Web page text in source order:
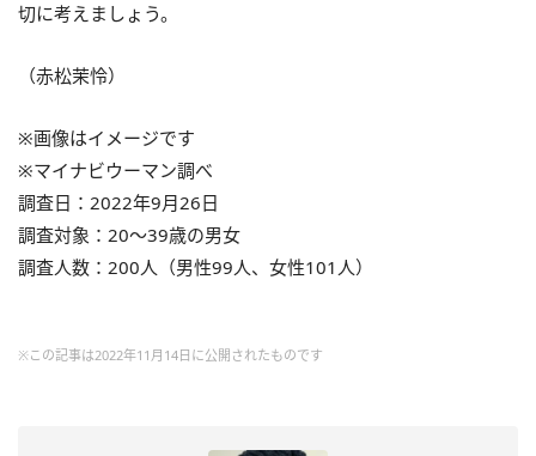
切に考えましょう。
（赤松茉怜）
※画像はイメージです
※マイナビウーマン調べ
調査日：2022年9月26日
調査対象：20～39歳の男女
調査人数：200人（男性99人、女性101人）
※この記事は2022年11月14日に公開されたものです